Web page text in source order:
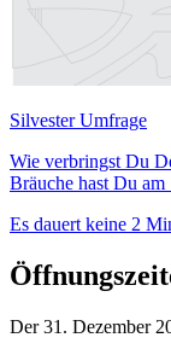
Silvester Umfrage
Wie verbringst Du
Bräuche hast Du am
Es dauert keine 2
Der 31. Dezember